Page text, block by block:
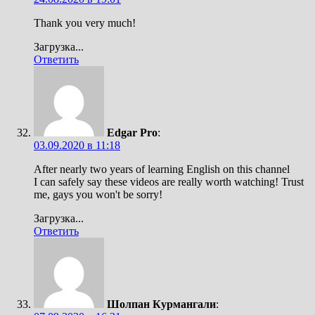
Thank you very much!
Загрузка...
Ответить
Edgar Pro:
03.09.2020 в 11:18
After nearly two years of learning English on this channel
I can safely say these videos are really worth watching! Trust
me, gays you won't be sorry!
Загрузка...
Ответить
Шолпан Курмангали: